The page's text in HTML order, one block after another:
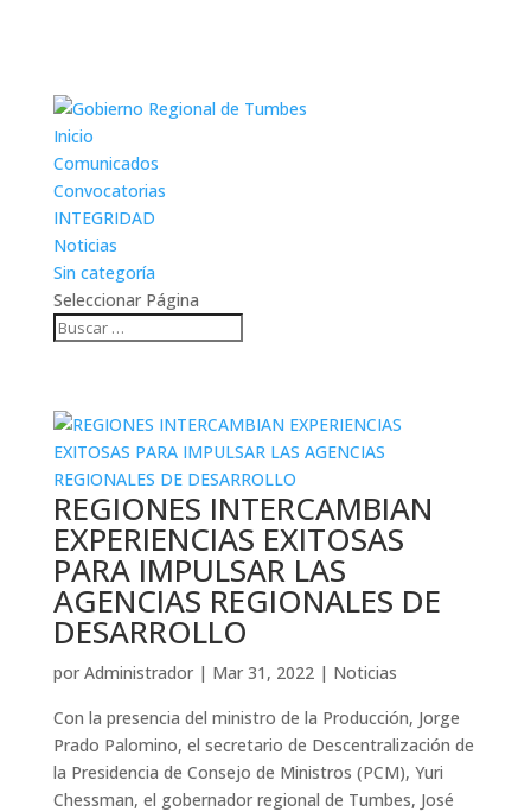
Inicio
Comunicados
Convocatorias
INTEGRIDAD
Noticias
Sin categoría
Seleccionar Página
REGIONES INTERCAMBIAN
EXPERIENCIAS EXITOSAS
PARA IMPULSAR LAS
AGENCIAS REGIONALES DE
DESARROLLO
por Administrador| Mar 31, 2022| Noticias
Con la presencia del ministro de la Producción, Jorge
Prado Palomino, el secretario de Descentralización de
la Presidencia de Consejo de Ministros (PCM), Yuri
Chessman, el gobernador regional de Tumbes, José